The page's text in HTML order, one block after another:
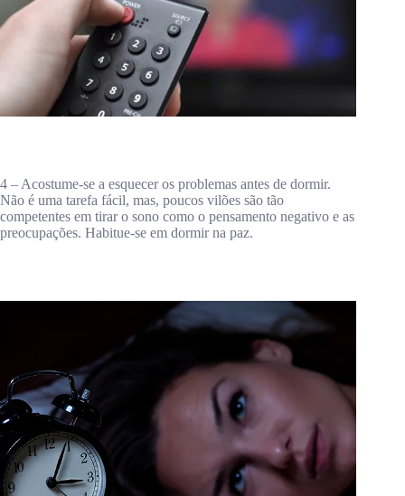
4 – Acostume-se a esquecer os problemas antes de dormir.
Não é uma tarefa fácil, mas, poucos vilões são tão
competentes em tirar o sono como o pensamento negativo e as
preocupações. Habitue-se em dormir na paz.